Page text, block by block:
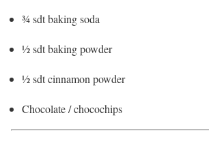
¾ sdt baking soda
½ sdt baking powder
½ sdt cinnamon powder
Chocolate / chocochips